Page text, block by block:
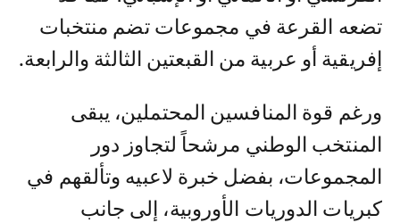
تضعه القرعة في مجموعات تضم منتخبات
إفريقية أو عربية من القبعتين الثالثة والرابعة.
ورغم قوة المنافسين المحتملين، يبقى
المنتخب الوطني مرشحاً لتجاوز دور
المجموعات، بفضل خبرة لاعبيه وتألقهم في
كبريات الدوريات الأوروبية، إلى جانب